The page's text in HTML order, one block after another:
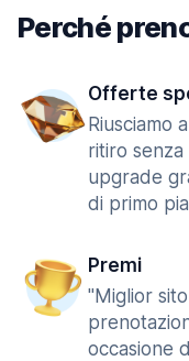
Perché
Offerte
Riusciamo
ritiro
upgrade
di primo
Premi
"Miglior
occasione